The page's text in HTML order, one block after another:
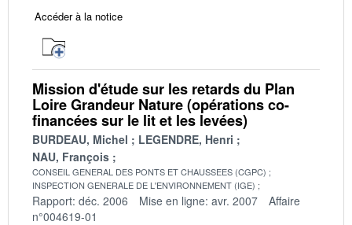
Accéder à la notice
Mission d'étude sur les retards du Plan
Loire Grandeur Nature (opérations co-
financées sur le lit et les levées)
BURDEAU, Michel
LEGENDRE, Henri
NAU, François
CONSEIL GENERAL DES PONTS ET CHAUSSEES (CGPC)
INSPECTION GENERALE DE L'ENVIRONNEMENT (IGE)
Rapport: déc. 2006 Mise en ligne: avr. 2007
Affaire
n°004619-01